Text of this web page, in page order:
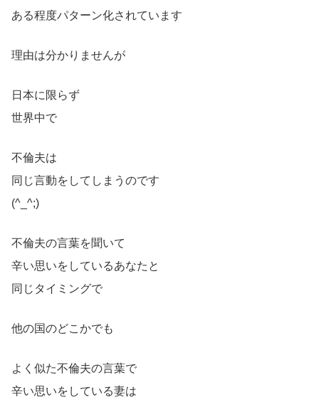
ある程度パターン化されています
理由は分かりませんが
日本に限らず
世界中で
不倫夫は
同じ言動をしてしまうのです
(^_^;)
不倫夫の言葉を聞いて
辛い思いをしているあなたと
同じタイミングで
他の国のどこかでも
よく似た不倫夫の言葉で
辛い思いをしている妻は